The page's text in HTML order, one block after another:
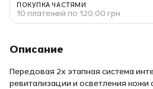
ПОКУПКА ЧАСТЯМИ
10 платежей по 120.00 грн
Описание
Передовая 2х этапная система
ревитализации и осветления кожи